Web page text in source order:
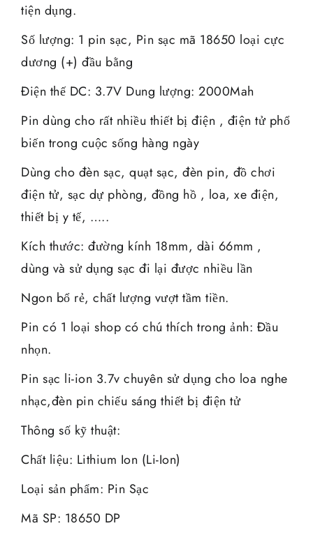
tiện dụng.
Số lượng: 1 pin sạc, Pin sạc mã 18650 loại cực
dương (+) đầu bằng
Điện thế DC: 3.7V Dung lượng: 2000Mah
Pin dùng cho rất nhiều thiết bị điện , điện tử phổ
biến trong cuộc sống hàng ngày
Dùng cho đèn sạc, quạt sạc, đèn pin, đồ chơi
điện tử, sạc dự phòng, đồng hồ , loa, xe điện,
thiết bị y tế, …..
Kích thước: đường kính 18mm, dài 66mm ,
dùng và sử dụng sạc đi lại được nhiều lần
Ngon bổ rẻ, chất lượng vượt tầm tiền.
Pin có 1 loại shop có chú thích trong ảnh: Đầu
nhọn.
Pin sạc li-ion 3.7v chuyên sử dụng cho loa nghe
nhạc,đèn pin chiếu sáng thiết bị điện tử
Thông số kỹ thuật:
Chất liệu: Lithium Ion (Li-Ion)
Loại sản phẩm: Pin Sạc
Mã SP: 18650 DP